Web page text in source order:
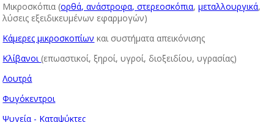
Μικροσκόπια (ορθά, ανάστροφα, στερεοσκόπια,μεταλλουργικά,
λύσεις εξειδικευμένων εφαρμογών)
Κάμερες μικροσκοπίων και συστήματα απεικόνισης
Κλίβανοι (επωαστικοί, ξηροί, υγροί, διοξειδίου, υγρασίας)
Λουτρά
Φυγόκεντροι
Ψυγεία - Καταψύκτες